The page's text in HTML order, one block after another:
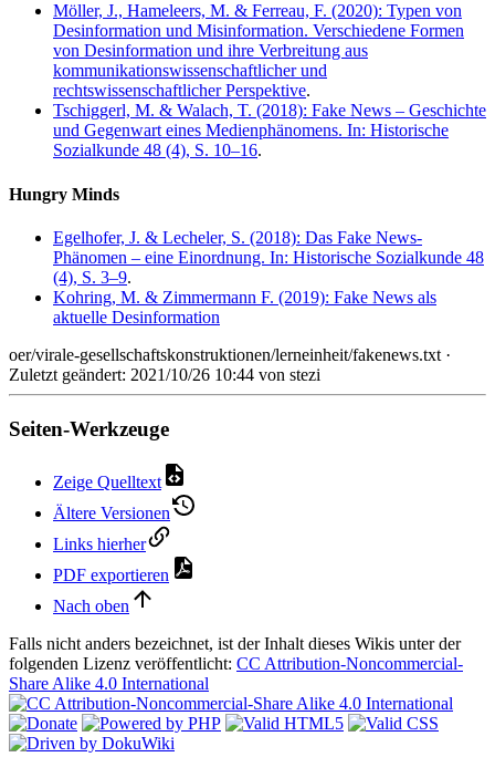
Möller, J., Hameleers, M. & Ferreau, F. (2020): Typen von
Desinformation und Misinformation. Verschiedene Formen
von Desinformation und ihre Verbreitung aus
kommunikationswissenschaftlicher und
rechtswissenschaftlicher Perspektive.
Tschiggerl, M. & Walach, T. (2018): Fake News – Geschichte
und Gegenwart eines Medienphänomens. In: Historische
Sozialkunde 48 (4), S. 10–16.
Hungry Minds
Egelhofer, J. & Lecheler, S. (2018): Das Fake News-
Phänomen – eine Einordnung. In: Historische Sozialkunde 48
(4), S. 3–9.
Kohring, M. & Zimmermann F. (2019): Fake News als
aktuelle Desinformation
oer/virale-gesellschaftskonstruktionen/lerneinheit/fakenews.txt ·
Zuletzt geändert: 2021/10/26 10:44 von stezi
Seiten-Werkzeuge
Zeige Quelltext
Ältere Versionen
Links hierher
PDF exportieren
Nach oben
Falls nicht anders bezeichnet, ist der Inhalt dieses Wikis unter der
folgenden Lizenz veröffentlicht: CC Attribution-Noncommercial-
Share Alike 4.0 International